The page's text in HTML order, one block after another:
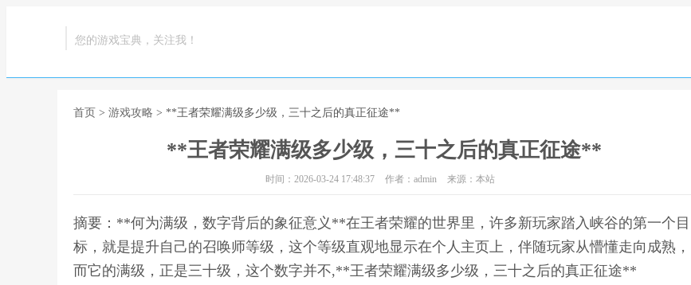
您的游戏宝典，关注我！
首页 > 游戏攻略 > **王者荣耀满级多少级，三十之后的真正征途**
**王者荣耀满级多少级，三十之后的真正征途**
时间：2026-03-24 17:48:37 作者：admin 来源：本站
摘要：**何为满级，数字背后的象征意义**在王者荣耀的世界里，许多新玩家踏入峡谷的第一个目
标，就是提升自己的召唤师等级，这个等级直观地显示在个人主页上，伴随玩家从懵懂走向成熟，
而它的满级，正是三十级，这个数字并不,**王者荣耀满级多少级，三十之后的真正征途**